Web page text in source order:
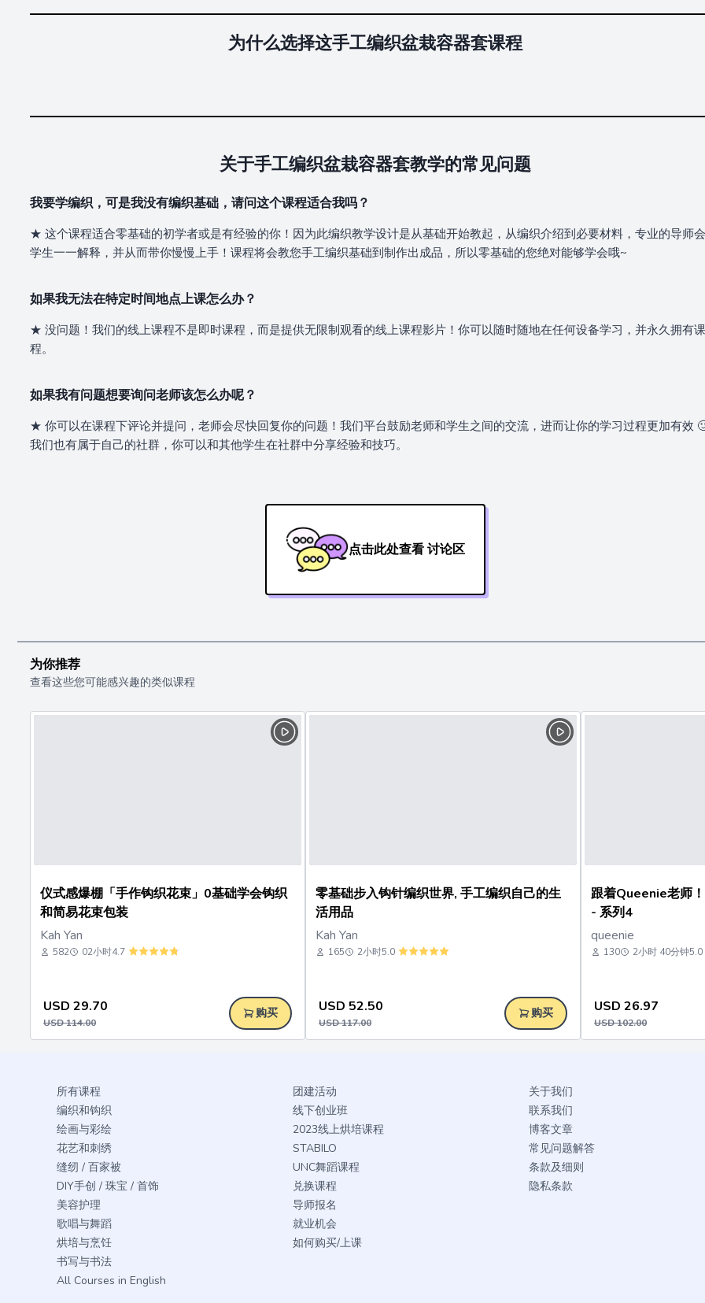
为什么选择这手工编织盆栽容器套课程
关于手工编织盆栽容器套教学的常见问题
我要学编织，可是我没有编织基础，请问这个课程适合我吗？
★ 这个课程适合零基础的初学者或是有经验的你！因为此编织教学设计是从基础开始教起，从编织介绍到必要材料，专业的导师
学生一一解释，并从而带你慢慢上手！课程将会教您手工编织基础到制作出成品，所以零基础的您绝对能够学会哦~
如果我无法在特定时间地点上课怎么办？
★ 没问题！我们的线上课程不是即时课程，而是提供无限制观看的线上课程影片！你可以随时随地在任何设备学习，并永久拥有课
程。
如果我有问题想要询问老师该怎么办呢？
★ 你可以在课程下评论并提问，老师会尽快回复你的问题！我们平台鼓励老师和学生之间的交流，进而让你的学习过程更加有效
我们也有属于自己的社群，你可以和其他学生在社群中分享经验和技巧。
点击此处查看 讨论区
为你推荐
查看这些您可能感兴趣的类似课程
仪式感爆棚「手作钩织花束」0基础学会钩织
和简易花束包装
Kah Yan
582 02小时4.7
USD 29.70
USD114.00
购买
零基础步入钩针编织世界, 手工编织自己的生
活用品
Kah Yan
165 2小时5.0
USD 52.50
USD117.00
购买
跟着Queenie老师
- 系列4
queenie
130 2小时 40分钟5.0
USD 26.97
USD102.00
所有课程
编织和钩织
绘画与彩绘
花艺和刺绣
缝纫 / 百家被
DIY手创 / 珠宝 / 首饰
美容护理
歌唱与舞蹈
烘培与烹饪
书写与书法
All Courses in English
团建活动
线下创业班
2023线上烘培课程
STABILO
UNC舞蹈课程
兑换课程
导师报名
就业机会
如何购买/上课
关于我们
联系我们
博客文章
常见问题解答
条款及细则
隐私条款